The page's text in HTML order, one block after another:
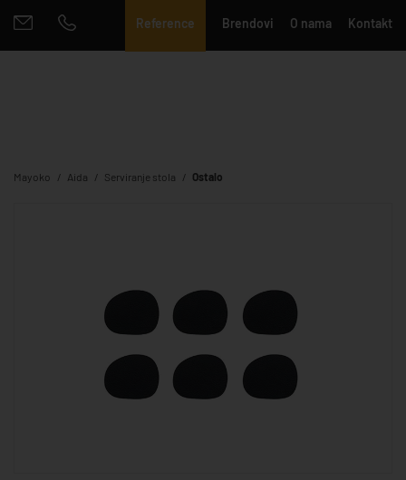
Reference Brendovi O nama Kontakt
Mayoko Aida Serviranje stola Ostalo